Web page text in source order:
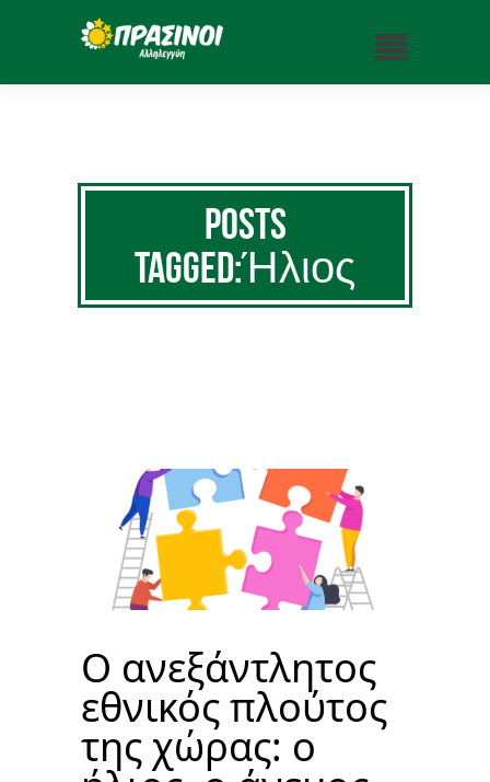
Posts
Tagged:Ήλιος
Ο ανεξάντλητος
εθνικός πλούτος
της χώρας: ο